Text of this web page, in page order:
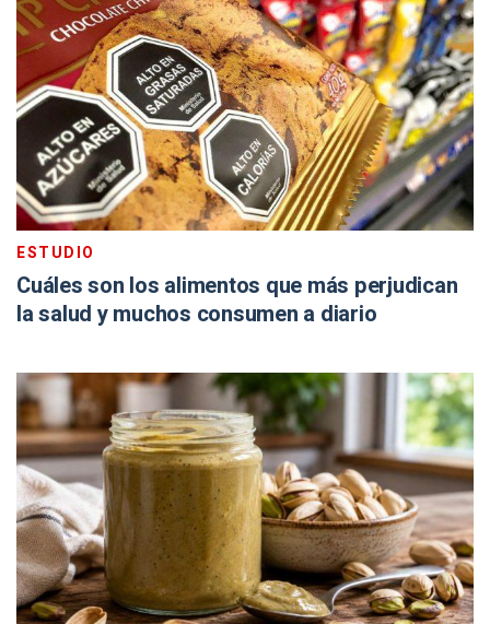
ESTUDIO
Cuáles son los alimentos que más perjudican
la salud y muchos consumen a diario